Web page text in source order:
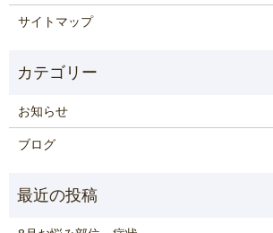
サイトマップ
お知らせ
ブログ